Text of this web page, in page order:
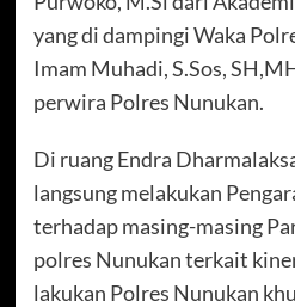
yang di dampingi Waka
Imam Muhadi, S.Sos,
perwira Polres Nunukan.
Di ruang Endra
langsung melakukan
terhadap masing-masing
polres Nunukan terkait
lakukan Polres Nunukan